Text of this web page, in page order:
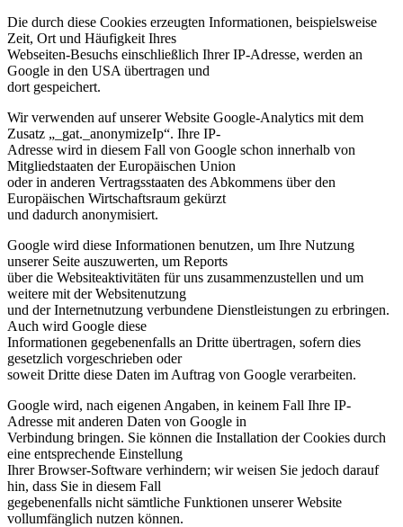
Die durch diese Cookies erzeugten Informationen, beispielsweise
Zeit, Ort und Häufigkeit Ihres
Webseiten-Besuchs einschließlich Ihrer IP-Adresse, werden an
Google in den USA übertragen und
dort gespeichert.
Wir verwenden auf unserer Website Google-Analytics mit dem
Zusatz „_gat._anonymizeIp“. Ihre IP-
Adresse wird in diesem Fall von Google schon innerhalb von
Mitgliedstaaten der Europäischen Union
oder in anderen Vertragsstaaten des Abkommens über den
Europäischen Wirtschaftsraum gekürzt
und dadurch anonymisiert.
Google wird diese Informationen benutzen, um Ihre Nutzung
unserer Seite auszuwerten, um Reports
über die Websiteaktivitäten für uns zusammenzustellen und um
weitere mit der Websitenutzung
und der Internetnutzung verbundene Dienstleistungen zu erbringen.
Auch wird Google diese
Informationen gegebenenfalls an Dritte übertragen, sofern dies
gesetzlich vorgeschrieben oder
soweit Dritte diese Daten im Auftrag von Google verarbeiten.
Google wird, nach eigenen Angaben, in keinem Fall Ihre IP-
Adresse mit anderen Daten von Google in
Verbindung bringen. Sie können die Installation der Cookies durch
eine entsprechende Einstellung
Ihrer Browser-Software verhindern; wir weisen Sie jedoch darauf
hin, dass Sie in diesem Fall
gegebenenfalls nicht sämtliche Funktionen unserer Website
vollumfänglich nutzen können.